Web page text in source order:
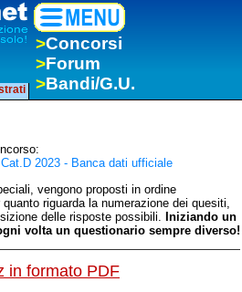
>Concorsi
>Forum
>Bandi/G.U.
2023 - Banca dati ufficiale
vengono proposti in ordine
riguarda la numerazione dei quesiti,
delle risposte possibili. Iniziando un
volta un questionario sempre diverso!
in formato PDF